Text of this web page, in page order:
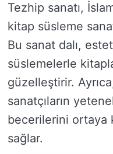
Tezhip sanatı,
kitap süsleme
Bu sanat dalı,
süslemelerle
güzelleştirir.
sanatçıların
becerilerini ortaya
sağlar.